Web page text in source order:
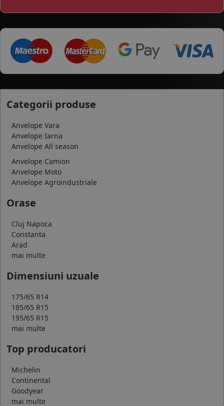
Categorii produse
Anvelope Vara
Anvelope Iarna
Anvelope All season
Anvelope Camion
Anvelope Moto
Anvelope Agroindustriale
Orase
Cluj Napoca
Constanta
Arad
mai multe
Dimensiuni uzuale
175/65 R14
185/65 R15
195/65 R15
mai multe
Top producatori
Michelin
Continental
Goodyear
mai multe